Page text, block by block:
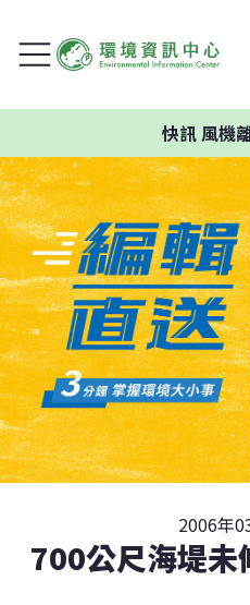
快訊風機離
2006年
700公尺海堤未